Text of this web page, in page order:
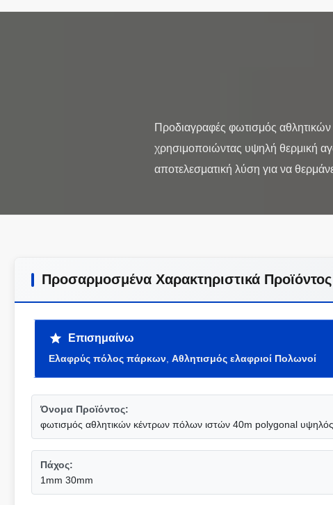
Προδιαγραφές φωτισμός
χρησιμοποιώντας υψηλή θερμική
Προσαρμοσμένα Χαρακτηριστικά Προϊόντος
Επισημαίνω
Ελαφρύς πόλος πάρκων Αθλητισμός ελαφριοί Πολωνοί
Όνομα Προϊόντος:
φωτισμός αθλητικών κέντρων πόλων ιστών 40m polygonal
Πάχος:
1mm 30mm